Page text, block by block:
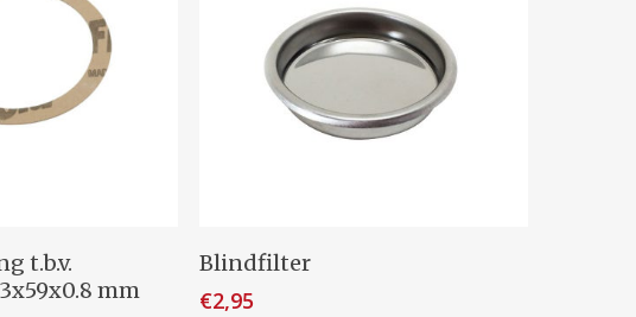
Winkelwagen
t.b.v.
mm
Toevoegen Aan Winkelwagen
Blindfilter
€2,95